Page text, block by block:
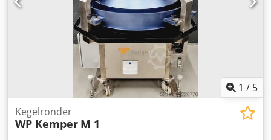
1 / 5
Kegelronder
WP Kemper M 1